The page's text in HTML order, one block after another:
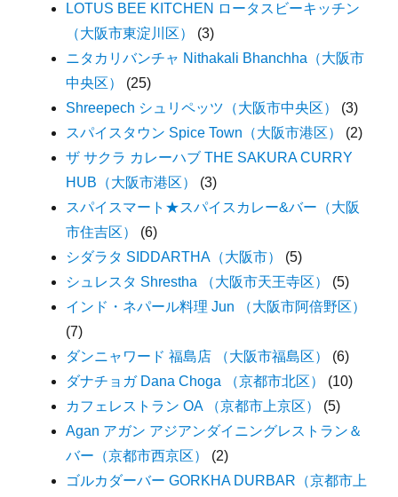
LOTUS BEE KITCHEN ロータスビーキッチン
（大阪市東淀川区）
(3)
ニタカリバンチャ Nithakali Bhanchha（大阪市
中央区）
(25)
Shreepech シュリペッツ（大阪市中央区）
(3)
スパイスタウン Spice Town（大阪市港区）
(2)
ザ サクラ カレーハブ THE SAKURA CURRY
HUB（大阪市港区）
(3)
スパイスマート★スパイスカレー&バー（大阪
市住吉区）
(6)
シダラタ SIDDARTHA（大阪市）
(5)
シュレスタ Shrestha （大阪市天王寺区）
(5)
インド・ネパール料理 Jun （大阪市阿倍野区）
(7)
ダンニャワード 福島店 （大阪市福島区）
(6)
ダナチョガ Dana Choga （京都市北区）
(10)
カフェレストラン OA （京都市上京区）
(5)
Agan アガン アジアンダイニングレストラン＆
バー（京都市西京区）
(2)
ゴルカダーバー GORKHA DURBAR（京都市上